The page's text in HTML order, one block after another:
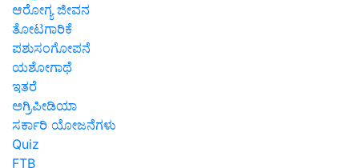
ಆರೋಗ್ಯ ಜೀವನ
ತೋಟಗಾರಿಕೆ
ಪಶುಸಂಗೋಪನೆ
ಯಶೋಗಾಥೆ
ಇತರೆ
ಅಗ್ರಿಪೀಡಿಯಾ
ಸರ್ಕಾರಿ ಯೋಜನೆಗಳು
Quiz
FTB